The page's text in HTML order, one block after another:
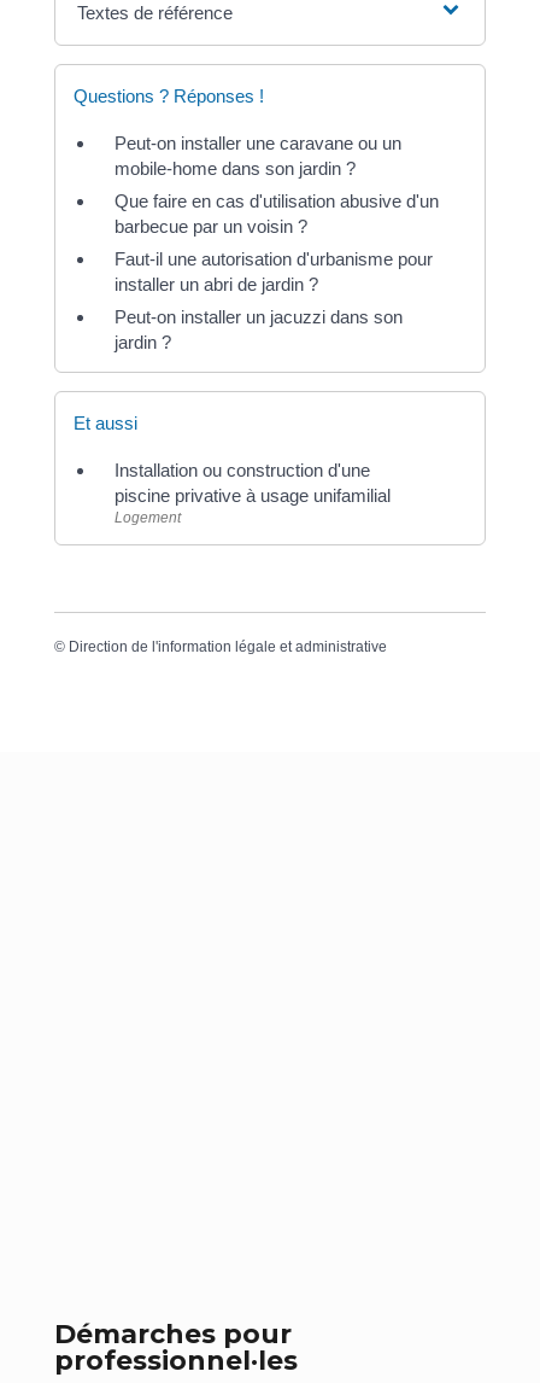
Textes de référence
Questions ? Réponses !
Peut-on installer une caravane ou un
mobile-home dans son jardin ?
Que faire en cas d'utilisation abusive d'un
barbecue par un voisin ?
Faut-il une autorisation d'urbanisme pour
installer un abri de jardin ?
Peut-on installer un jacuzzi dans son
jardin ?
Et aussi
Installation ou construction d'une
piscine privative à usage unifamilial
Logement
© Direction de l'information légale et administrative
Démarches pour
professionnel·les